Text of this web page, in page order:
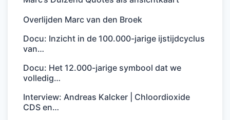
Overlijden Marc van den Broek
Docu: Inzicht in de 100.000-jarige ijstijdcyclus
van…
Docu: Het 12.000-jarige symbool dat we
volledig…
Interview: Andreas Kalcker | Chloordioxide
CDS en…